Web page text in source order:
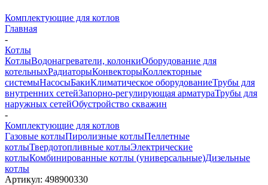
Комплектующие для котлов
Главная
-
Котлы
КотлыВодонагреватели, колонкиОборудование для
котельныхРадиаторыКонвекторыКоллекторные
системыНасосыБакиКлиматическое оборудованиеТрубы для
внутренних сетейЗапорно-регулирующая арматураТрубы для
наружных сетейОбустройство скважин
-
Комплектующие для котлов
Газовые котлыПиролизные котлыПеллетные
котлыТвердотопливные котлыЭлектрические
котлыКомбинированные котлы (универсальные)Дизельные
котлы
Артикул: 498900330